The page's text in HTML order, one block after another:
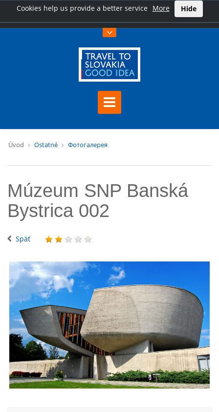
Cookies help us provide a better service More Hide
Úvod Ostatné Фотогалерея
Múzeum SNP Banská
Bystrica 002
Späť